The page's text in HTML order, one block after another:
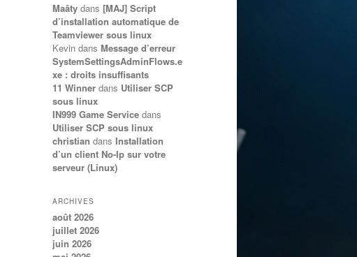
Maâty dans [MAJ] Script
d’installation automatique de
Teamviewer sous linux
Kevin dans Message d’erreur
SystemSettingsAdminFlows.e
xe : droits insuffisants
11 Winner dans Utiliser SCP
sous linux
IN999 Game Service dans
Utiliser SCP sous linux
christian dans Installation
d’un client No-Ip sur votre
serveur (Linux)
ARCHIVES
août 2026
juillet 2026
juin 2026